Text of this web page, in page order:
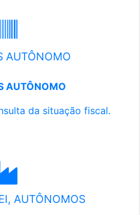
AUTÔNOMO
AUTÔNOMO
da situação fiscal.
AUTÔNOMOS